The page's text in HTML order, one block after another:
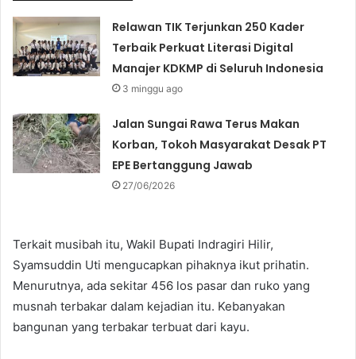
Relawan TIK Terjunkan 250 Kader
Terbaik Perkuat Literasi Digital
Manajer KDKMP di Seluruh Indonesia
3 minggu ago
Jalan Sungai Rawa Terus Makan
Korban, Tokoh Masyarakat Desak PT
EPE Bertanggung Jawab
27/06/2026
Terkait musibah itu, Wakil Bupati Indragiri Hilir,
Syamsuddin Uti mengucapkan pihaknya ikut prihatin.
Menurutnya, ada sekitar 456 los pasar dan ruko yang
musnah terbakar dalam kejadian itu. Kebanyakan
bangunan yang terbakar terbuat dari kayu.